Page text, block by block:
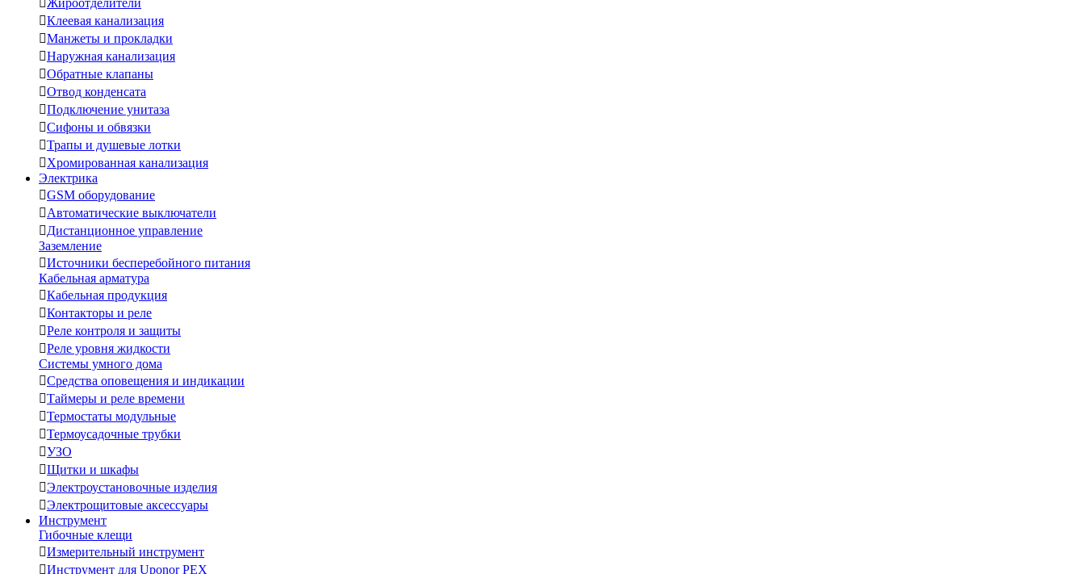
Жироотделители
Клеевая канализация
Манжеты и прокладки
Наружная канализация
Обратные клапаны
Отвод конденсата
Подключение унитаза
Сифоны и обвязки
Трапы и душевые лотки
Хромированная канализация
Электрика
GSM оборудование
Автоматические выключатели
Дистанционное управление
Заземление
Источники бесперебойного питания
Кабельная арматура
Кабельная продукция
Контакторы и реле
Реле контроля и защиты
Реле уровня жидкости
Системы умного дома
Средства оповещения и индикации
Таймеры и реле времени
Термостаты модульные
Термоусадочные трубки
УЗО
Щитки и шкафы
Электроустановочные изделия
Электрощитовые аксессуары
Инструмент
Гибочные клещи
Измерительный инструмент
Инструмент для Uponor PEX